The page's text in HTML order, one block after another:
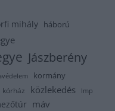
mihály háború
Jászberény
kormány
kórház közlekedés lmp
máv